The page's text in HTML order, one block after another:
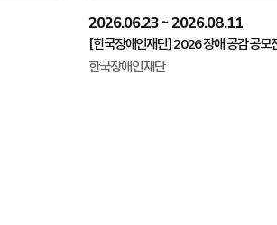
2026.06.23 ~ 2026.08.11
[한국장애인재단] 2026 장애 공감 공모
한국장애인재단